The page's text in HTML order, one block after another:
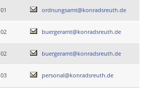
01 ordnungsamt@konradsreuth.de
02 buergeramt@konradsreuth.de
02 buergeramt@konradsreuth.de
03 personal@konradsreuth.de